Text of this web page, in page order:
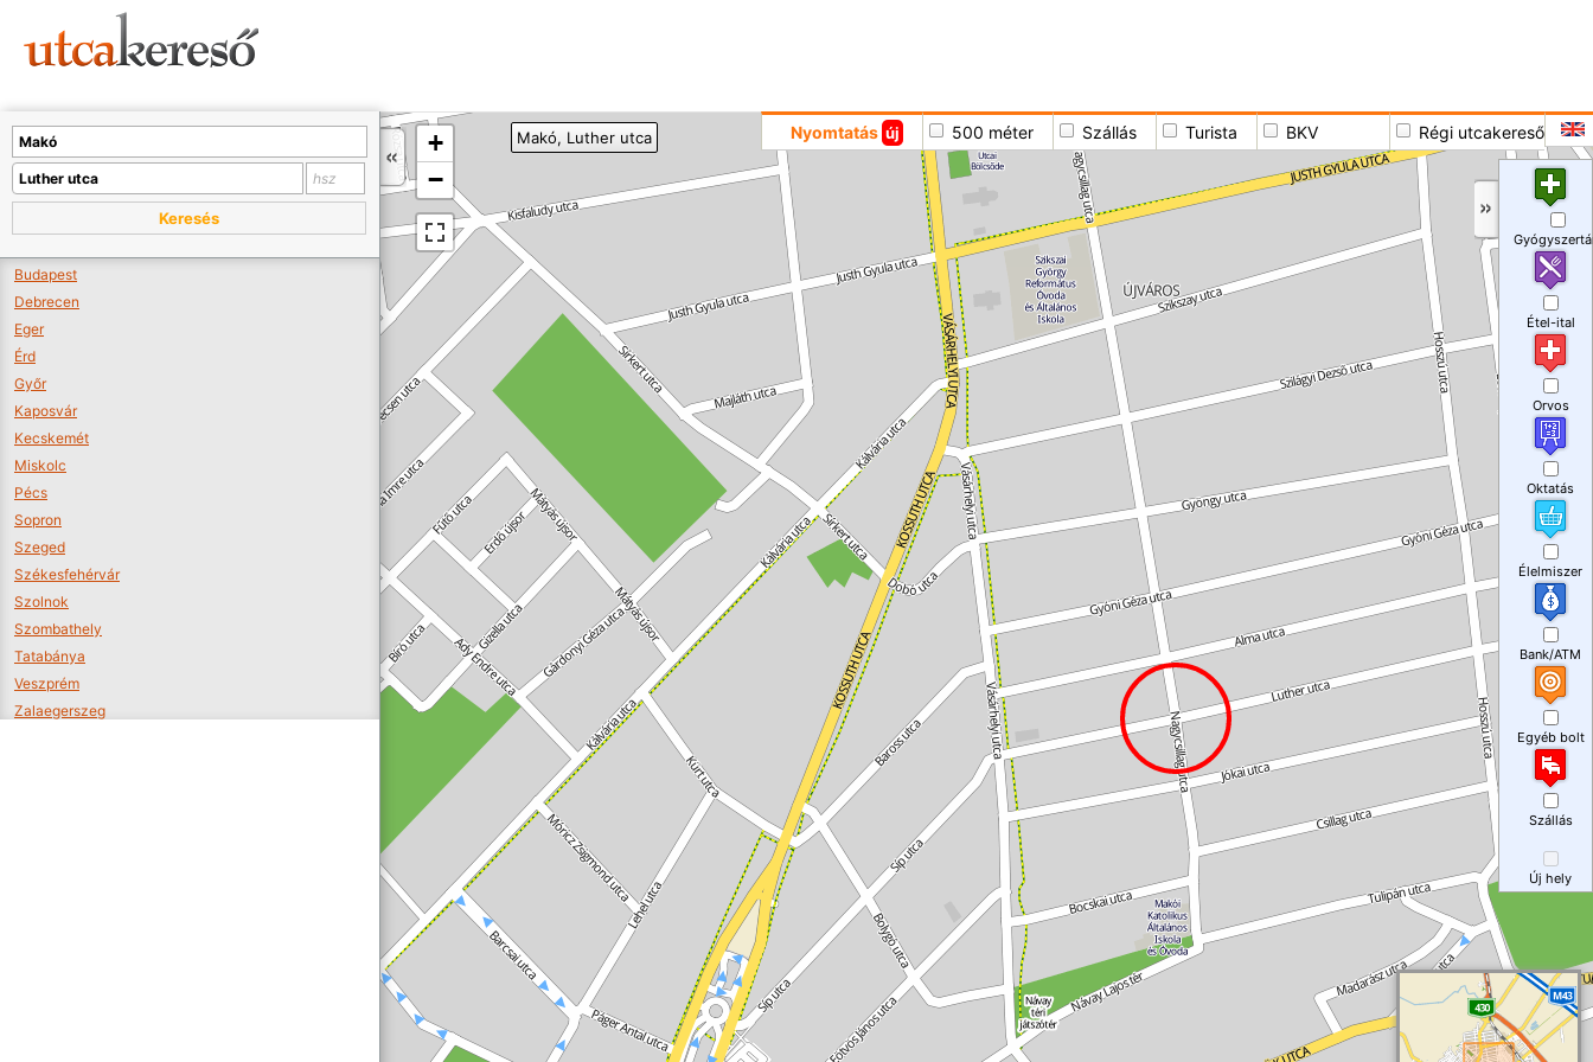
+
−
Nyomtatás új 500 méter Szállás Turista BKV Régi utcakereső
Makó, Luther utca
Keresés
Budapest
Debrecen
Eger
Érd
Győr
Kaposvár
Kecskemét
Miskolc
Pécs
Sopron
Szeged
Székesfehérvár
Szolnok
Szombathely
Tatabánya
Veszprém
Zalaegerszeg
Étel-ital
Orvos
Oktatás
Élelmiszer
Bank/ATM
Egyéb bolt
Szállás
Új hely
A térképet kicsinyíteni kell, hogy látszódjanak a boltok.
Boltok látszódjanak >>